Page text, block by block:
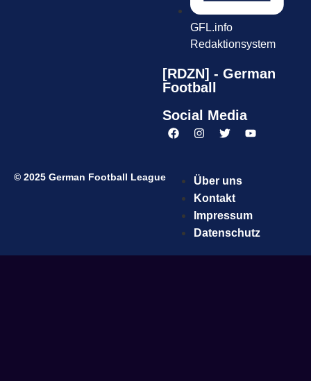
GFL.info
Redaktionsystem
[RDZN] - German
Football
Social Media
© 2025 German Football League
Über uns
Kontakt
Impressum
Datenschutz